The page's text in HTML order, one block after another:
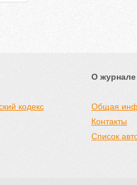
кодекс
О журнале
Общая
Контакты
Список